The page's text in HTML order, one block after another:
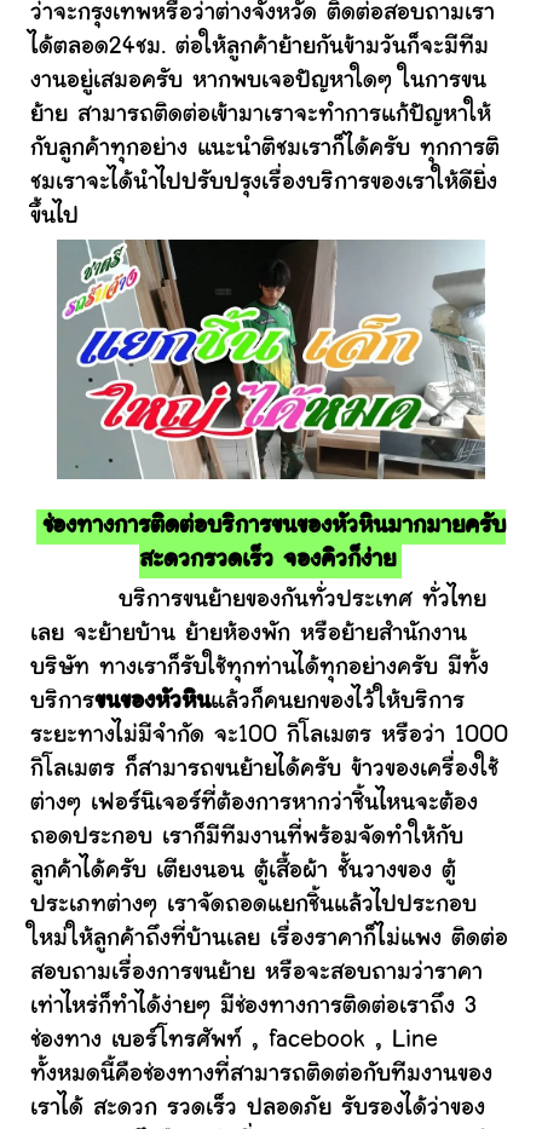
ว่าจะกรุงเทพหรือว่าต่างจังหวัด ติดต่อสอบถามเรา
ได้ตลอด24ชม. ต่อให้ลูกค้าย้ายกันข้ามวันก็จะมีทีม
งานอยู่เสมอครับ หากพบเจอปัญหาใดๆ ในการขน
ย้าย สามารถติดต่อเข้ามาเราจะทำการแก้ปัญหาให้
กับลูกค้าทุกอย่าง แนะนำติชมเราก็ได้ครับ ทุกการติ
ชมเราจะได้นำไปปรับปรุงเรื่องบริการของเราให้ดียิ่ง
ขึ้นไป
ช่องทางการติดต่อบริการขนของหัวหินมากมายครับ
สะดวกรวดเร็ว จองคิวก็ง่าย
บริการขนย้ายของกันทั่วประเทศ ทั่วไทย
เลย จะย้ายบ้าน ย้ายห้องพัก หรือย้ายสำนักงาน
บริษัท ทางเราก็รับใช้ทุกท่านได้ทุกอย่างครับ มีทั้ง
บริการขนของหัวหินแล้วก็คนยกของไว้ให้บริการ
ระยะทางไม่มีจำกัด จะ100 กิโลเมตร หรือว่า 1000
กิโลเมตร ก็สามารถขนย้ายได้ครับ ข้าวของเครื่องใช้
ต่างๆ เฟอร์นิเจอร์ที่ต้องการหากว่าชิ้นไหนจะต้อง
ถอดประกอบ เราก็มีทีมงานที่พร้อมจัดทำให้กับ
ลูกค้าได้ครับ เตียงนอน ตู้เสื้อผ้า ชั้นวางของ ตู้
ประเภทต่างๆ เราจัดถอดแยกชิ้นแล้วไปประกอบ
ใหม่ให้ลูกค้าถึงที่บ้านเลย เรื่องราคาก็ไม่แพง ติดต่อ
สอบถามเรื่องการขนย้าย หรือจะสอบถามว่าราคา
เท่าไหร่ก็ทำได้ง่ายๆ มีช่องทางการติดต่อเราถึง 3
ช่องทาง เบอร์โทรศัพท์ , facebook , Line
ทั้งหมดนี้คือช่องทางที่สามารถติดต่อกับทีมงานของ
เราได้ สะดวก รวดเร็ว ปลอดภัย รับรองได้ว่าของ